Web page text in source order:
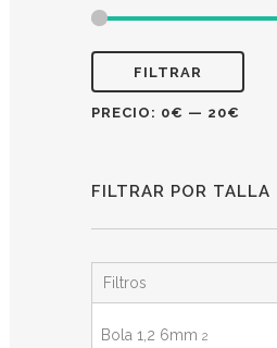
FILTRAR
PRECIO: 0€ — 20€
FILTRAR POR TALLA
Filtros
Bola 1,2 6mm 2